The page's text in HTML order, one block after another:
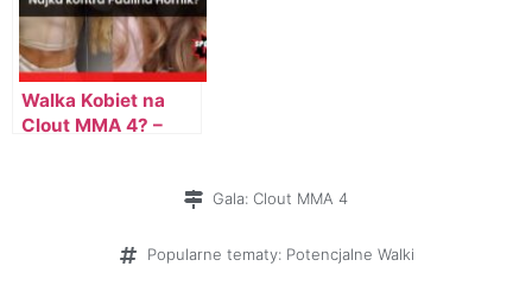
Walka Kobiet na
Clout MMA 4? –
Gala: Clout MMA 4
Popularne tematy: Potencjalne Walki